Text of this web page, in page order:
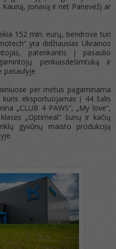
Jonavą ir net Panevėžį ar
152 mln. eurų, bendrovė turi
yra didžiausias Ukrainos
patenkantis į pasaulio
penkiasdešimtuką ir
pasaulyje.
per metus pagaminama
eksportuojamas į 44 šalis
„CLUB 4 PAWS“, „My love“,
„Optimeal“ šunų ir kačių
gyvūnų maisto produkciją